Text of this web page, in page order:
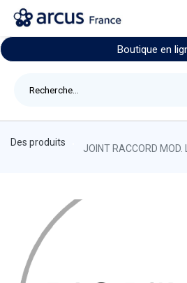
Boutique en
Des produits
JOINT RACCORD MOD.